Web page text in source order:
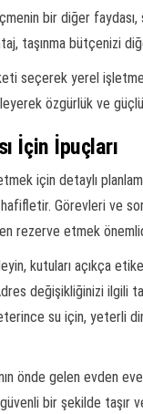
bir diğer
taşınma bütçenizi
seçerek yerel
özgürlük ve
İçin İpuçları
için detaylı
hafifletir. Görevleri ve
rezerve etmek
kutuları açıkça
değişikliğinizi ilgili
su için, yeterli
önde gelen
güvenli bir şekilde taşır